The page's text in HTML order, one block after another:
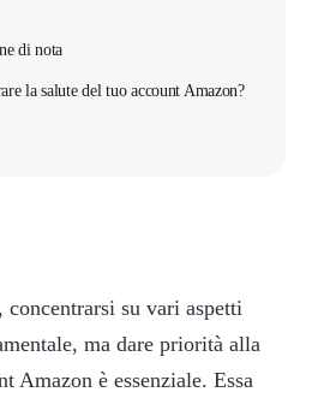
di nota
la salute del tuo account Amazon?
su vari aspetti
ma dare priorità alla
Amazon è essenziale. Essa